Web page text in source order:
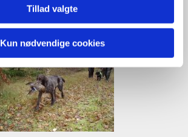
Tillad valgte
Kun nødvendige cookies